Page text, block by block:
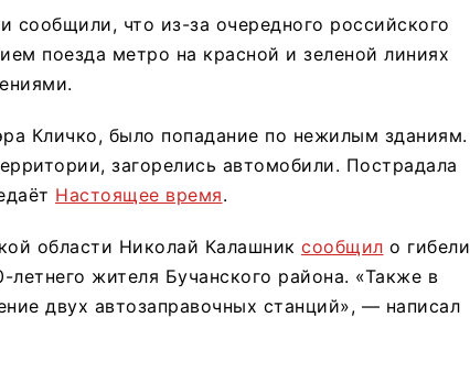
сообщили, что из-за очередного российского
поезда метро на красной и зеленой линиях
Кличко, было попадание по нежилым зданиям.
загорелись автомобили. Пострадала
Настоящее время.
области Николай Калашник сообщил о гибели
летнего жителя Бучанского района. «Также в
двух автозаправочных станций», — написал